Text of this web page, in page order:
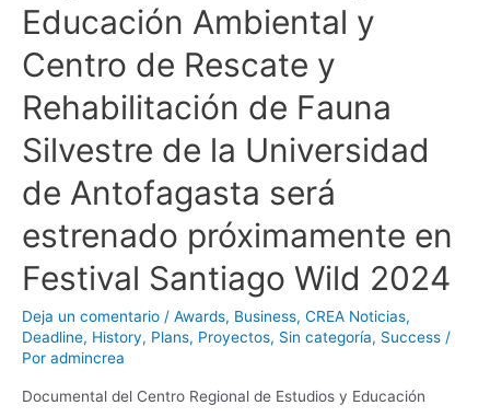
Educación Ambiental y
Centro de Rescate y
Rehabilitación de Fauna
Silvestre de la Universidad
de Antofagasta será
estrenado próximamente en
Festival Santiago Wild 2024
Deja un comentario / Awards, Business, CREA Noticias,
Deadline, History, Plans, Proyectos, Sin categoría, Success /
Por admincrea
Documental del Centro Regional de Estudios y Educación